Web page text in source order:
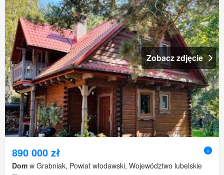
Zobacz zdjęcie
890 000 zł
Dom w Grabniak, Powiat włodawski, Województwo lubelskie